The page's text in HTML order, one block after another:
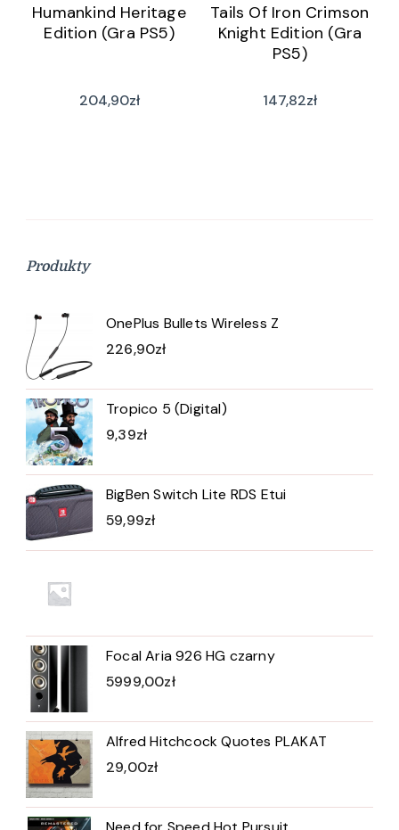
Humankind Heritage
Edition (Gra PS5)
204,90zł
Tails Of Iron Crimson
Knight Edition (Gra
PS5)
147,82zł
Produkty
OnePlus Bullets Wireless Z
226,90zł
Tropico 5 (Digital)
9,39zł
BigBen Switch Lite RDS Etui
59,99zł
Focal Aria 926 HG czarny
5999,00zł
Alfred Hitchcock Quotes PLAKAT
29,00zł